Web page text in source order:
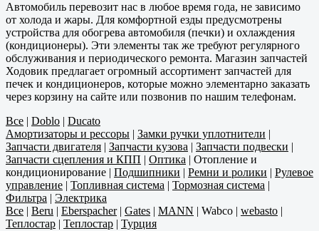
Автомобиль перевозит нас в любое время года, не зависимо
от холода и жары. Для комфортной езды предусмотрены
устройства для обогрева автомобиля (печки) и охлаждения
(кондиционеры). Эти элементы так же требуют регулярного
обслуживания и периодического ремонта. Магазин запчастей
Ходовик предлагает огромный ассортимент запчастей для
печек и кондиционеров, которые можно элементарно заказать
через корзину на сайте или позвонив по нашим телефонам.
Все | Doblo | Ducato
Амортизаторы и рессоры | Замки ручки уплотнители |
Запчасти двигателя | Запчасти кузова | Запчасти подвески |
Запчасти сцепления и КПП | Оптика | Отопление и
кондиционирование | Подшипники | Ремни и ролики | Рулевое
управление | Топливная система | Тормозная система |
Фильтра | Электрика
Все | Beru | Eberspacher| Gates | MANN | Wabco | webasto |
Теплостар | Теплостар | Турция